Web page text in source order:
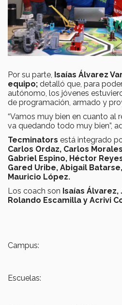
Por su parte, Isaías Álvarez
equipo; detalló que, para
autónomo, los jóvenes
de programación, armado y
“Vamos muy bien en cuanto al
va quedando todo muy bien”,
Tecminators está integrado
Carlos Ordaz, Carlos
Gabriel Espino, Héctor
Gared Uribe, Abigail
Mauricio López.
Los coach son Isaías Álvarez,
Rolando Escamilla y Acrivi
Campus:
Escuelas: